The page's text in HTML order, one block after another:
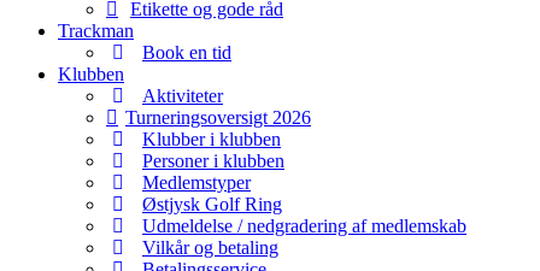
Etikette og gode råd
Trackman
Book en tid
Klubben
Aktiviteter
Turneringsoversigt 2026
Klubber i klubben
Personer i klubben
Medlemstyper
Østjysk Golf Ring
Udmeldelse / nedgradering af medlemskab
Vilkår og betaling